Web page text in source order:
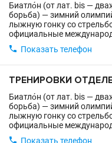
Биатло́н (от лат. bis —
борьба) — зимний
лыжную гонку со
официальные
 Показать телефон
ТРЕНИРОВКИ
Биатло́н (от лат. bis —
борьба) — зимний
лыжную гонку со
официальные
 Показать телефон